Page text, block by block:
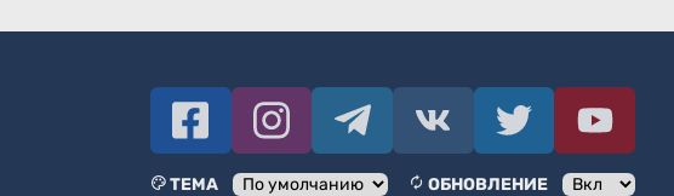
ТЕМА ОБНОВЛЕНИЕ